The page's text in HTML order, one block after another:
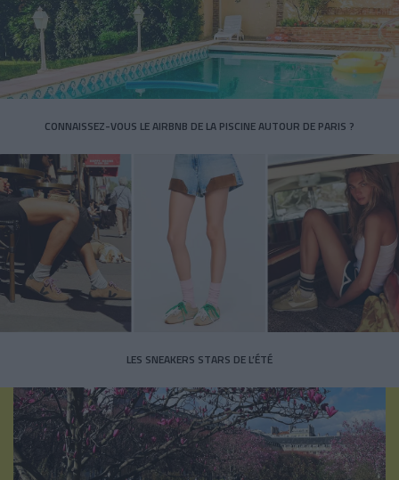
CONNAISSEZ-VOUS LE AIRBNB DE LA PISCINE AUTOUR DE PARIS ?
LES SNEAKERS STARS DE L’ÉTÉ